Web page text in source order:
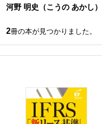
河野 明史 （こうの あかし）
2冊の本が見つかりました。